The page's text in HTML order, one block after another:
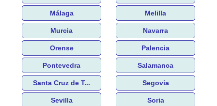
Málaga Melilla
Murcia Navarra
Orense Palencia
Pontevedra Salamanca
Santa Cruz de T... Segovia
Sevilla Soria